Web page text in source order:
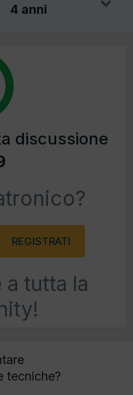
4 anni
discussione
REGISTRATI
tutta la
tecniche?